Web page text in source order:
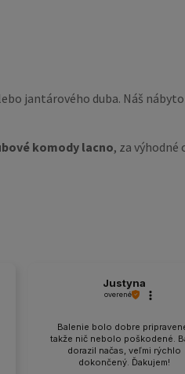
jantárového duba. Náš
komody lacno, za výhodné
Justyna
overené
Balenie bolo dobre
takže nič nebolo poškodené.
dorazil načas, veľmi rýchlo
dokončený. Ďakujem!